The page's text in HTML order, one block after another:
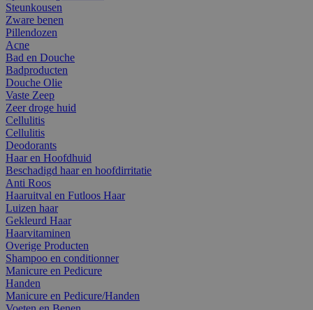
Steunkousen
Zware benen
Pillendozen
Acne
Bad en Douche
Badproducten
Douche Olie
Vaste Zeep
Zeer droge huid
Cellulitis
Cellulitis
Deodorants
Haar en Hoofdhuid
Beschadigd haar en hoofdirritatie
Anti Roos
Haaruitval en Futloos Haar
Luizen haar
Gekleurd Haar
Haarvitaminen
Overige Producten
Shampoo en conditionner
Manicure en Pedicure
Handen
Manicure en Pedicure/Handen